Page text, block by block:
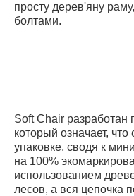
просту дерев'яну
болтами.
Soft Chair разработан
который означает, что
упаковке, сводя к
на 100%
использованием
лесов, а вся цепочка